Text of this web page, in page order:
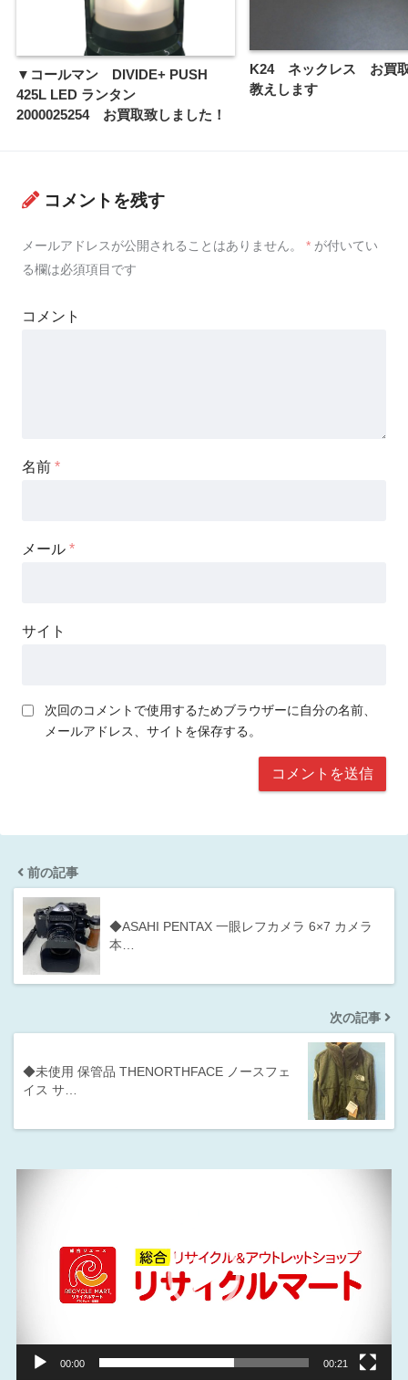
▼コールマン DIVIDE+ PUSH
425L LED ランタン
2000025254 お買取致しました！
K24 ネックレス お買
教えします
コメントを残す
メールアドレスが公開されることはありません。 * が付いてい
る欄は必須項目です
コメント
名前 *
メール *
サイト
次回のコメントで使用するためブラウザーに自分の名前、
メールアドレス、サイトを保存する。
前の記事
◆ASAHI PENTAX 一眼レフカメラ 6×7 カメラ
本…
次の記事
◆未使用 保管品 THENORTHFACE ノースフェ
イス サ…
00:00 00:21